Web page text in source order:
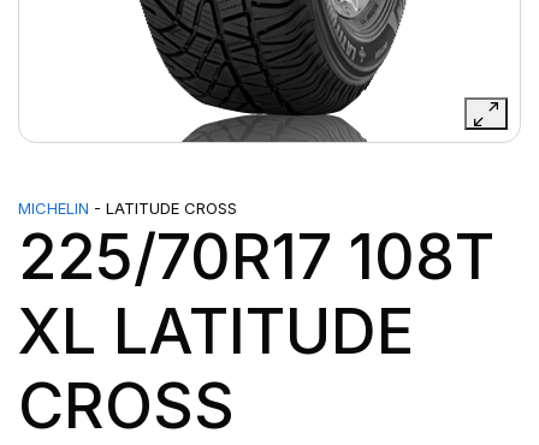
MICHELIN - LATITUDE CROSS
225/70R17 108T
XL LATITUDE
CROSS